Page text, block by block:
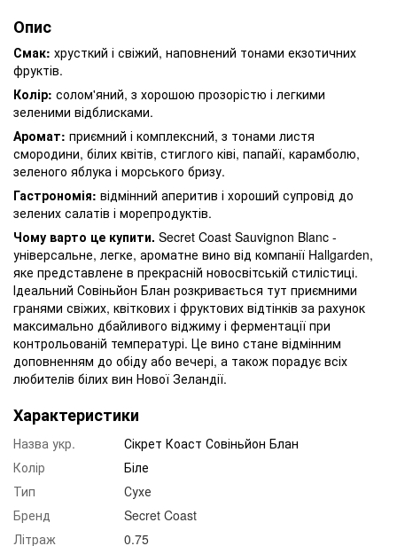
Опис
Смак: хрусткий і свіжий, наповнений тонами екзотичних
фруктів.
Колір: солом'яний, з хорошою прозорістю і легкими
зеленими відблисками.
Аромат: приємний і комплексний, з тонами листя
смородини, білих квітів, стиглого ківі, папайї, карамболю,
зеленого яблука і морського бризу.
Гастрономія: відмінний аперитив і хороший супровід до
зелених салатів і морепродуктів.
Чому варто це купити. Secret Coast Sauvignon Blanc -
універсальне, легке, ароматне вино від компанії Hallgarden,
яке представлене в прекрасній новосвітській стилістиці.
Ідеальний Совіньйон Блан розкривається тут приємними
гранями свіжих, квіткових і фруктових відтінків за рахунок
максимально дбайливого віджиму і ферментації при
контрольованій температурі. Це вино стане відмінним
доповненням до обіду або вечері, а також порадує всіх
любителів білих вин Нової Зеландії.
Характеристики
Назва укр.
Сікрет Коаст Совіньйон Блан
Колір
Біле
Тип
Сухе
Бренд
Secret Coast
Літраж
0.75